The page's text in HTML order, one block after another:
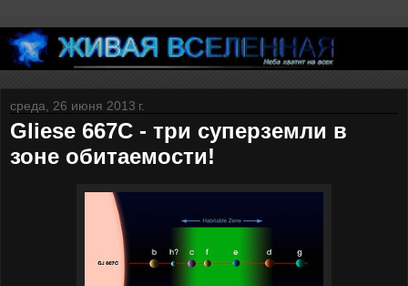
среда, 26 июня 2013 г.
Gliese 667C - три суперземли в
зоне обитаемости!